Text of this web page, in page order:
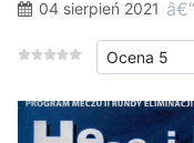
04 sierpień 2021
Proszę, oceń